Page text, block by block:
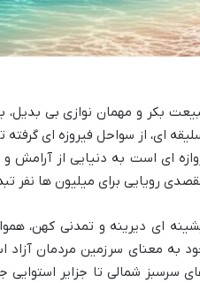
بکر و مهمان نوازی بی بدیل،
ای، از سواحل فیروزه ای گرفته
ای است به دنیایی از
رویایی برای میلیون ها نفر
ای دیرینه و تمدنی کهن،
خود به معنای سرزمین مردمان
شمالی تا جزایر استوایی